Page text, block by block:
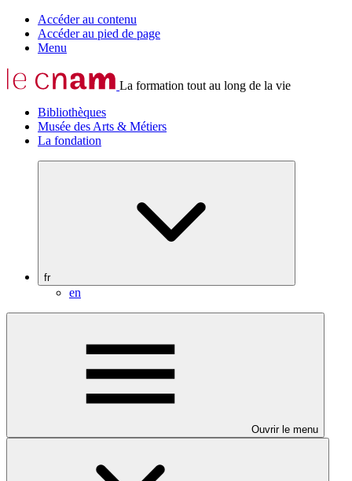
Accéder au contenu
Accéder au pied de page
Menu
La formation tout au long de la vie
Bibliothèques
Musée des Arts & Métiers
La fondation
fr
en
Ouvrir le menu